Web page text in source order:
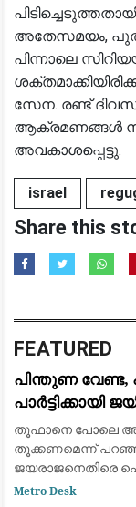
അതേസമയം,
പിന്നാലെ
സേന. രണ്ട്
ആക്രമണങ്ങള്‍
അവകാശപ്പെട്ടു.
israel
Share this
FEATURED
പിന്തുണ വേണ്ട,
പാർട്ടിക്കായി
ജയരാജന്
തൂഫാനെ പോലെ
തൂക്കണമെന്ന് പറഞ്ഞ
ജയരാജനെതിരെ
അര്‍ജുന്‍ ആയങ്കി.
Metro Desk